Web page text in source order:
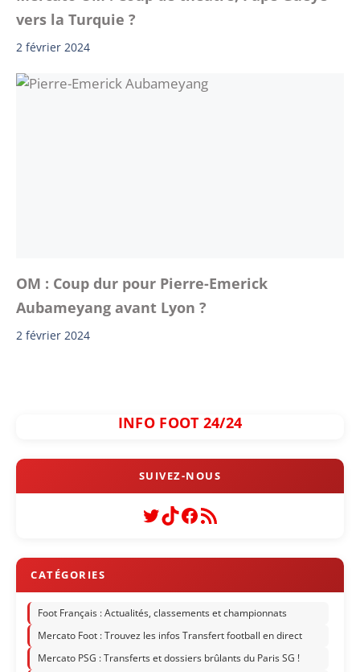
vers la Turquie ?
2 février 2024
OM : Coup dur pour Pierre-Emerick
Aubameyang avant Lyon ?
2 février 2024
INFO FOOT 24/24
Twitter
TikTok
Facebook
Flux RSS
Foot Français : Actualités, classements et championnats
Mercato Foot : Trouvez les infos Transfert football en direct
Mercato PSG : Transferts et dossiers brûlants du Paris SG !